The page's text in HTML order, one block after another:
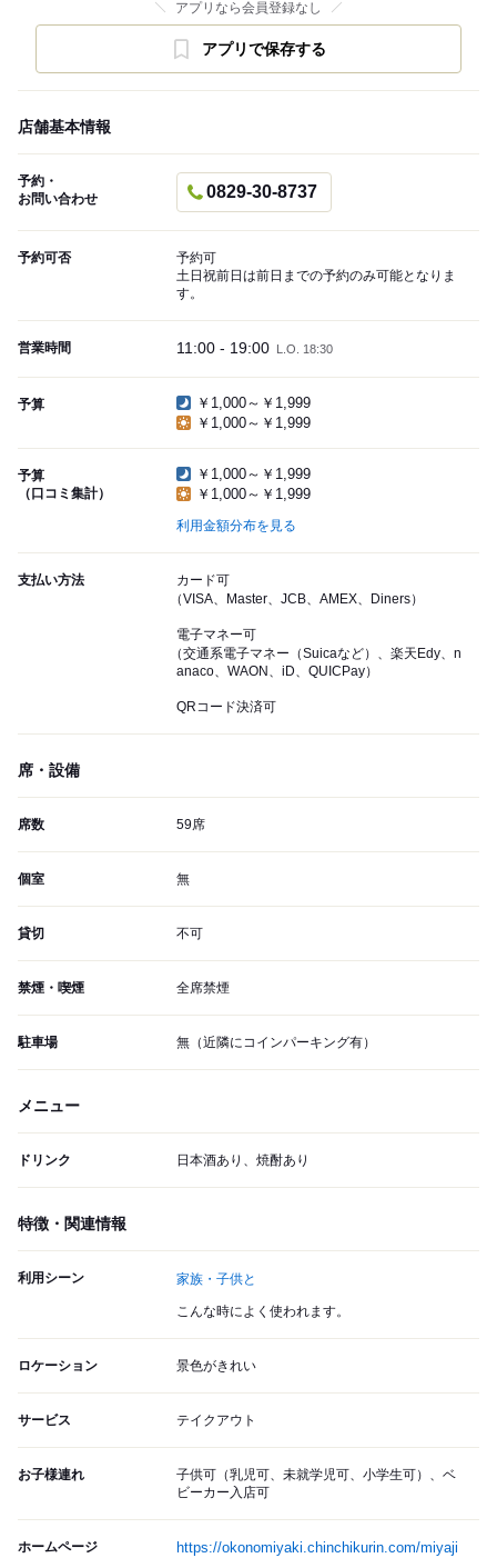
アプリなら会員登録なし
アプリで保存する
店舗基本情報
予約・
お問い合わせ
0829-30-8737
予約可否
予約可
土日祝前日は前日までの予約のみ可能となりま
す。
営業時間 11:00 - 19:00 L.O. 18:30
予算
￥1,000～￥1,999
￥1,000～￥1,999
予算
（口コミ集計）
￥1,000～￥1,999
￥1,000～￥1,999
利用金額分布を見る
支払い方法
カード可
（VISA、Master、JCB、AMEX、Diners）
電子マネー可
（交通系電子マネー（Suicaなど）、楽天Edy、n
anaco、WAON、iD、QUICPay）
QRコード決済可
席・設備
席数 59席
個室 無
貸切 不可
禁煙・喫煙 全席禁煙
駐車場 無（近隣にコインパーキング有）
メニュー
ドリンク 日本酒あり、焼酎あり
特徴・関連情報
利用シーン 家族・子供と
こんな時によく使われます。
ロケーション 景色がきれい
サービス テイクアウト
お子様連れ
子供可（乳児可、未就学児可、小学生可）、ベ
ビーカー入店可
ホームページ
https://okonomiyaki.chinchikurin.com/miyaji